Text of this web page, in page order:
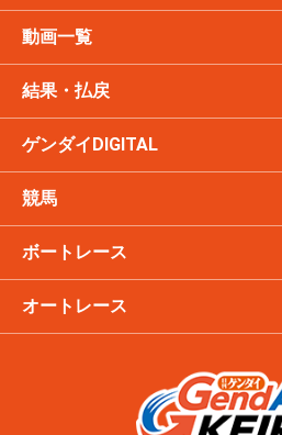
動画一覧
結果・払戻
ゲンダイDIGITAL
競馬
ボートレース
オートレース